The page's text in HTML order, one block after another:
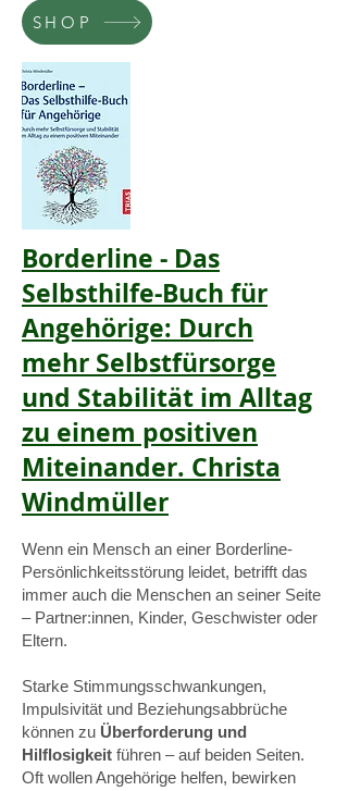
SHOP
Borderline - Das
Selbsthilfe-Buch für
Angehörige: Durch
mehr Selbstfürsorge
und Stabilität im Alltag
zu einem positiven
Miteinander. Christa
Windmüller
Wenn ein Mensch an einer Borderline-
Persönlichkeitsstörung leidet, betrifft das
immer auch die Menschen an seiner Seite
– Partner:innen, Kinder, Geschwister oder
Eltern.
Starke Stimmungsschwankungen,
Impulsivität und Beziehungsabbrüche
können zu Überforderung und
Hilflosigkeit führen – auf beiden Seiten.
Oft wollen Angehörige helfen, bewirken